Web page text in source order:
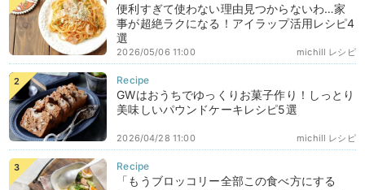
便利すぎて使わない理由見つからないわ…家
事が超絶ラクになる！アイラップ活用レシピ4
選
michill レシピ
2026/05/06 11:00
GWはおうちでゆっくりお菓子作り！しっとり
美味しいパウンドケーキレシピ5選
michill レシピ
2026/04/28 11:00
「もうブロッコリー全部この食べ方にする